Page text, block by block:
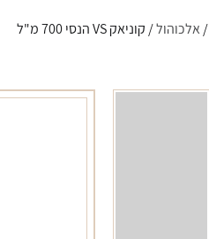
/ אלכוהול/ קוניאק VS הנסי 700 מ"ל